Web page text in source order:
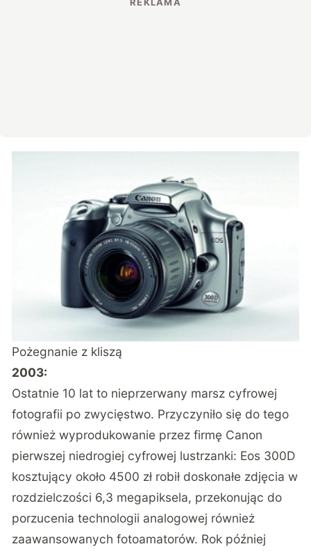
Pożegnanie z kliszą
2003:
Ostatnie 10 lat to nieprzerwany marsz cyfrowej
fotografii po zwycięstwo. Przyczyniło się do tego
również wyprodukowanie przez firmę Canon
pierwszej niedrogiej cyfrowej lustrzanki: Eos 300D
kosztujący około 4500 zł robił doskonałe zdjęcia w
rozdzielczości 6,3 megapiksela, przekonując do
porzucenia technologii analogowej również
zaawansowanych fotoamatorów. Rok później